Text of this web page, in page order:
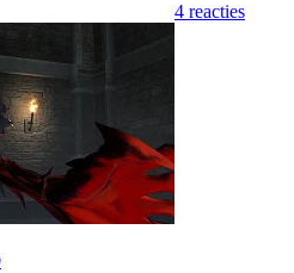
4 reacties